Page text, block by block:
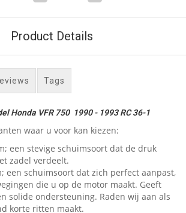
Product Details
Tags
Honda VFR 750 1990 - 1993 RC 36-1
waar u voor kan kiezen:
een stevige schuimsoort dat de druk
zadel verdeelt.
een schuimsoort dat zich perfect aanpast,
die u op de motor maakt. Geeft
solide ondersteuning. Raden wij aan als
korte ritten maakt.